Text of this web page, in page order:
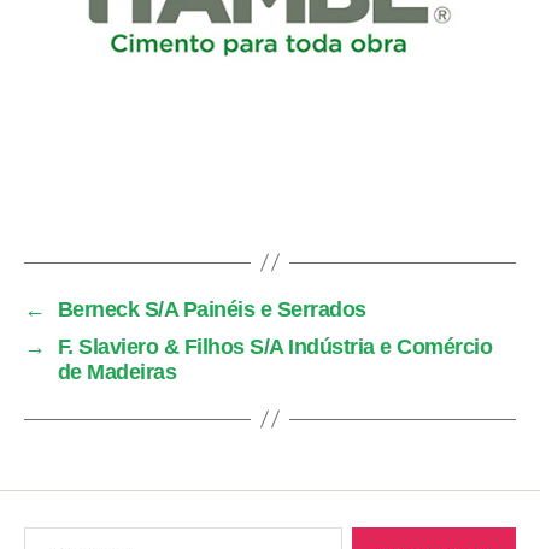
←
Berneck S/A Painéis e Serrados
→
F. Slaviero & Filhos S/A Indústria e Comércio
de Madeiras